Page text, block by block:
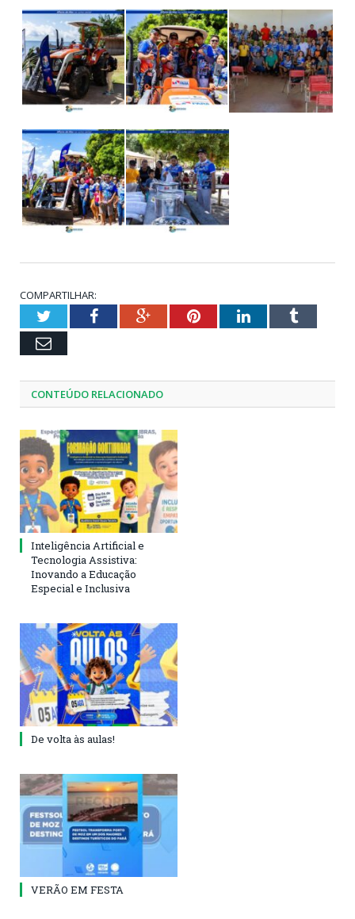
COMPARTILHAR:
TwitterFacebookGoogle+PinterestLinkedInTumblr
Email
CONTEÚDO RELACIONADO
Inteligência Artificial e
Tecnologia Assistiva:
Inovando a Educação
Especial e Inclusiva
De volta às aulas!
VERÃO EM FESTA